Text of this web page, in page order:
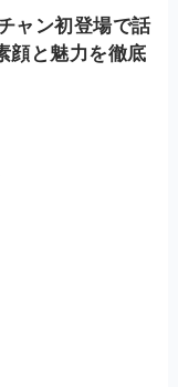
ャン初登場で話
顔と魅力を徹底